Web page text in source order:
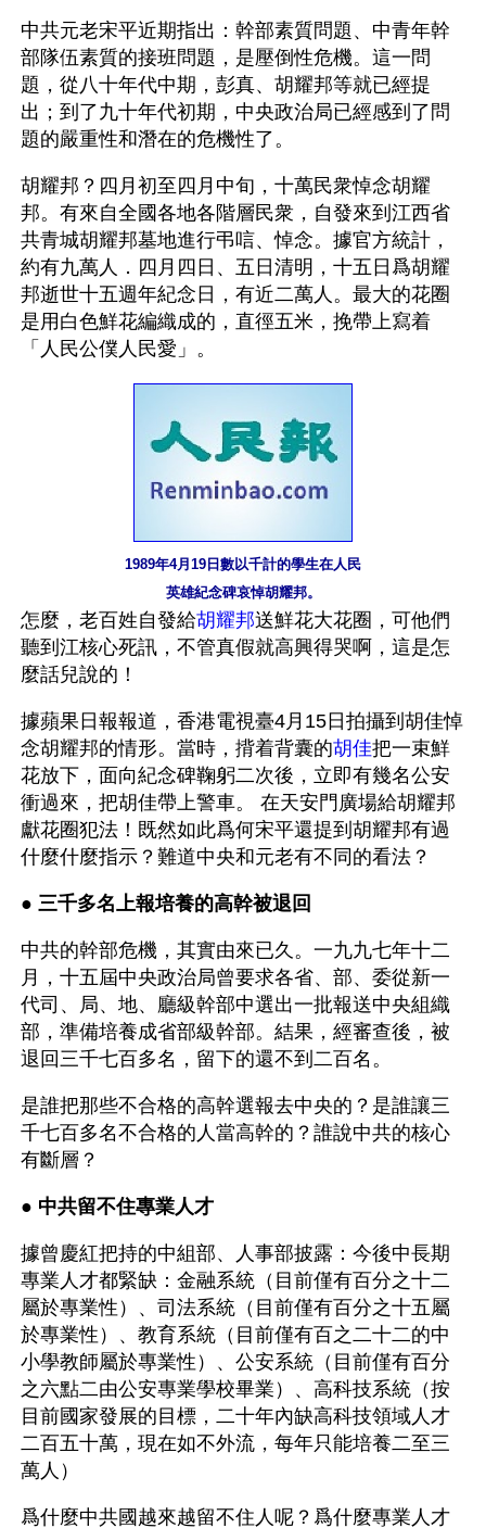
中共元老宋平近期指出：幹部素質問題、中青年幹
部隊伍素質的接班問題，是壓倒性危機。這一問
題，從八十年代中期，彭真、胡耀邦等就已經提
出；到了九十年代初期，中央政治局已經感到了問
題的嚴重性和潛在的危機性了。
胡耀邦？四月初至四月中旬，十萬民衆悼念胡耀
邦。有來自全國各地各階層民衆，自發來到江西省
共青城胡耀邦墓地進行弔唁、悼念。據官方統計，
約有九萬人．四月四日、五日清明，十五日爲胡耀
邦逝世十五週年紀念日，有近二萬人。最大的花圈
是用白色鮮花編織成的，直徑五米，挽帶上寫着
「人民公僕人民愛」。
1989年4月19日數以千計的學生在人民
英雄紀念碑哀悼胡耀邦。
怎麼，老百姓自發給胡耀邦送鮮花大花圈，可他們
聽到江核心死訊，不管真假就高興得哭啊，這是怎
麼話兒說的！
據蘋果日報報道，香港電視臺4月15日拍攝到胡佳悼
念胡耀邦的情形。當時，揹着背囊的胡佳把一束鮮
花放下，面向紀念碑鞠躬二次後，立即有幾名公安
衝過來，把胡佳帶上警車。 在天安門廣場給胡耀邦
獻花圈犯法！既然如此爲何宋平還提到胡耀邦有過
什麼什麼指示？難道中央和元老有不同的看法？
● 三千多名上報培養的高幹被退回
中共的幹部危機，其實由來已久。一九九七年十二
月，十五屆中央政治局曾要求各省、部、委從新一
代司、局、地、廳級幹部中選出一批報送中央組織
部，準備培養成省部級幹部。結果，經審查後，被
退回三千七百多名，留下的還不到二百名。
是誰把那些不合格的高幹選報去中央的？是誰讓三
千七百多名不合格的人當高幹的？誰說中共的核心
有斷層？
● 中共留不住專業人才
據曾慶紅把持的中組部、人事部披露：今後中長期
專業人才都緊缺：金融系統（目前僅有百分之十二
屬於專業性）、司法系統（目前僅有百分之十五屬
於專業性）、教育系統（目前僅有百之二十二的中
小學教師屬於專業性）、公安系統（目前僅有百分
之六點二由公安專業學校畢業）、高科技系統（按
目前國家發展的目標，二十年內缺高科技領域人才
二百五十萬，現在如不外流，每年只能培養二至三
萬人）
爲什麼中共國越來越留不住人呢？爲什麼專業人才